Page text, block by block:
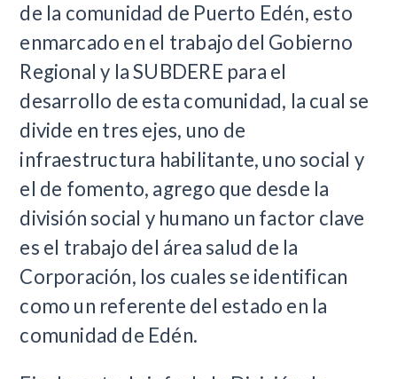
de la comunidad de Puerto Edén, esto
enmarcado en el trabajo del Gobierno
Regional y la SUBDERE para el
desarrollo de esta comunidad, la cual se
divide en tres ejes, uno de
infraestructura habilitante, uno social y
el de fomento, agrego que desde la
división social y humano un factor clave
es el trabajo del área salud de la
Corporación, los cuales se identifican
como un referente del estado en la
comunidad de Edén.